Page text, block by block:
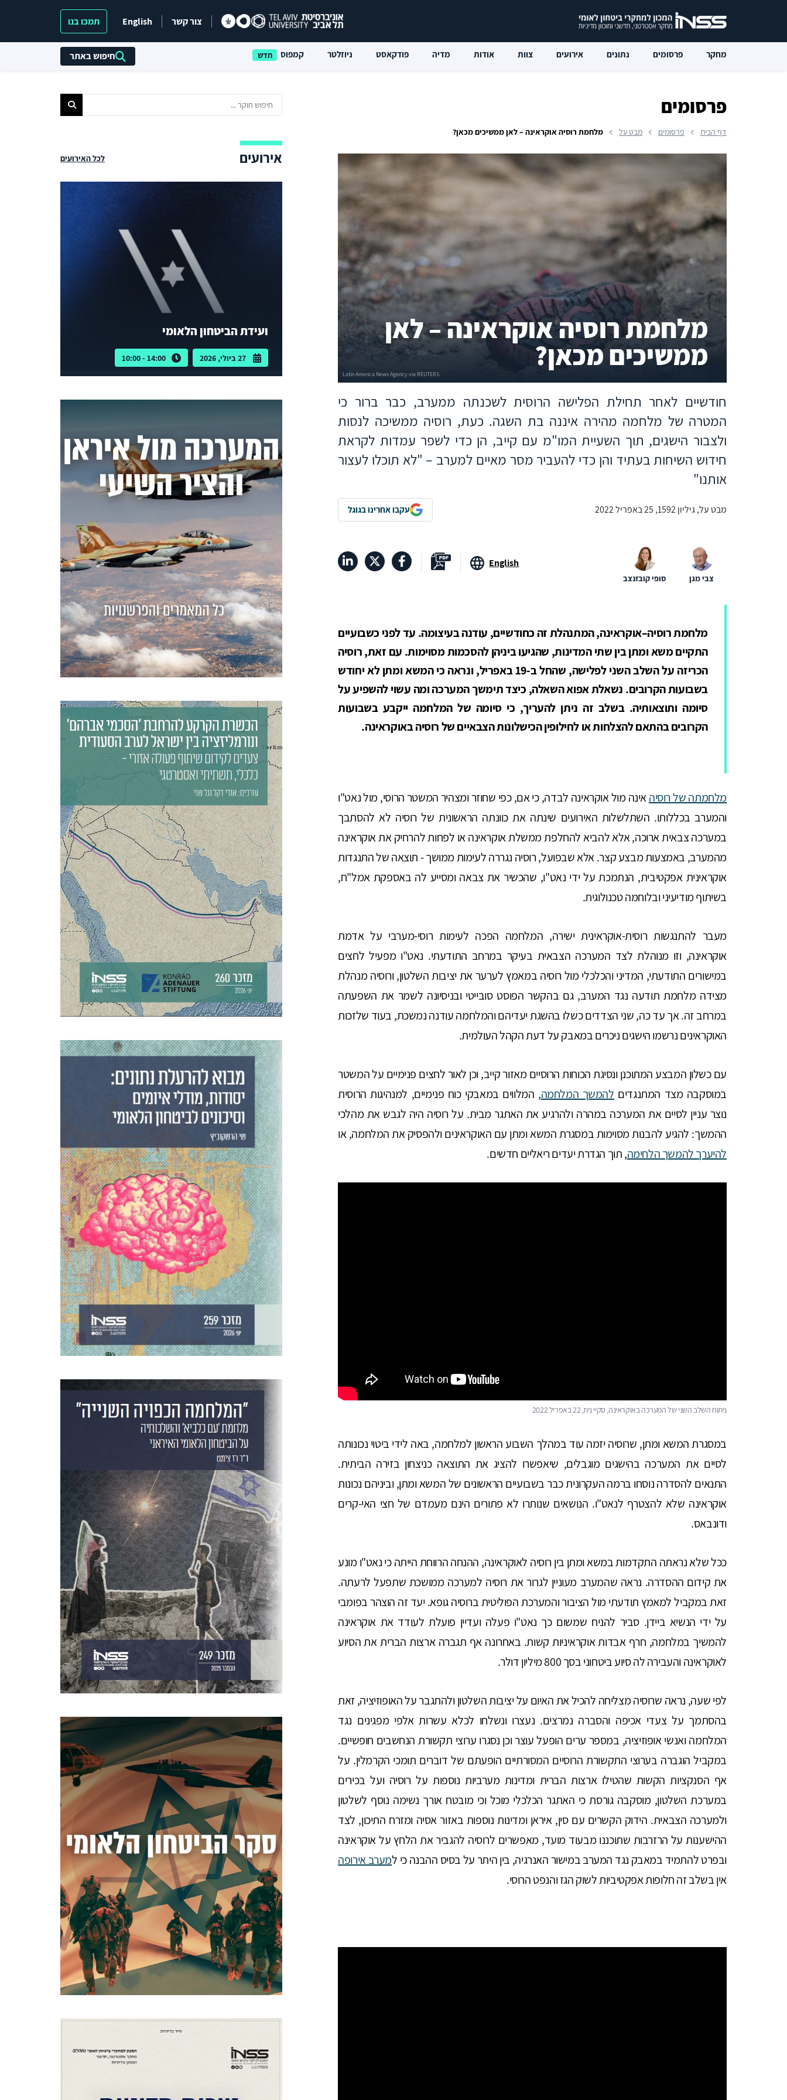
צור קשר English תמכו בנו
מחקר פרסומים נתונים אירועים צוות אודות מדיה פודקאסט ניוזלטר קמפוס חיפוש באתר
פרסומים
דף הבית פרסומים מבט על מלחמת רוסיה אוקראינה – לאן ממשיכים מכאן?
מלחמת רוסיה אוקראינה – לאן
ממשיכים מכאן?
חודשיים לאחר תחילת הפלישה הרוסית לשכנתה ממערב, כבר ברור כי
המטרה של מלחמה מהירה איננה בת השגה. כעת, רוסיה ממשיכה לנסות
ולצבור הישגים, תוך השעיית המו"מ עם קייב, הן כדי לשפר עמדות לקראת
חידוש השיחות בעתיד והן כדי להעביר מסר מאיים למערב – "לא תוכלו לעצור
אותנו"
מבט על, גיליון 1592, 25 באפריל 2022 עקבו אחרינו בגוגל
English
צבי מגן סופי קובזנצב
מלחמת רוסיה–אוקראינה, המתנהלת זה כחודשיים, עודנה בעיצומה. עד לפני כשבועיים
התקיים משא ומתן בין שתי המדינות, שהגיעו ביניהן להסכמות מסוימות. עם זאת, רוסיה
הכריזה על השלב השני לפלישה, שהחל ב-19 באפריל, ונראה כי המשא ומתן לא יחודש
בשבועות הקרובים. נשאלת אפוא השאלה, כיצד תימשך המערכה ומה עשוי להשפיע על
סיומה ותוצאותיה. בשלב זה ניתן להעריך, כי סיומה של המלחמה ייקבע בשבועות
הקרובים בהתאם להצלחות או לחילופין הכישלונות הצבאיים של רוסיה באוקראינה.
מלחמתה של רוסיהאינה מול אוקראינה לבדה, כי אם, כפי שחוזר ומצהיר המשטר הרוסי, מול נאט"ו
והמערב בכללותו. השתלשלות האירועים שינתה את כוונתה הראשונית של רוסיה לא להסתבך
במערכה צבאית ארוכה, אלא להביא להחלפת ממשלת אוקראינה או לפחות להרחיק את אוקראינה
מהמערב, באמצעות מבצע קצר. אלא שבפועל, רוסיה נגררה לעימות ממושך - תוצאה של התנגדות
אוקראינית אפקטיבית, הנתמכת על ידי נאט"ו, שהכשיר את צבאה ומסייע לה באספקת אמל"ח,
בשיתוף מודיעיני ובלוחמה טכנולוגית.
מעבר להתנגשות רוסית-אוקראינית ישירה, המלחמה הפכה לעימות רוסי-מערבי על אדמת
אוקראינה, וזו מנוהלת לצד המערכה הצבאית בעיקר במרחב התודעתי. נאט"ו מפעיל לחצים
במישורים התודעתי, המדיני והכלכלי מול רוסיה במאמץ לערער את יציבות השלטון, ורוסיה מנהלת
מצידה מלחמת תודעה נגד המערב, גם בהקשר הפוסט סובייטי ובניסיונה לשמר את השפעתה
במרחב זה. אך עד כה, שני הצדדים כשלו בהשגת יעדיהם והמלחמה עודנה נמשכת, בעוד שלזכות
האוקראינים נרשמו הישגים ניכרים במאבק על דעת הקהל העולמית.
עם כשלון המבצע המתוכנן ונסיגת הכוחות הרוסיים מאזור קייב, וכן לאור לחצים פנימיים על המשטר
במוסקבה מצד המתנגדים להמשך המלחמה, המלווים במאבקי כוח פנימיים, למנהיגות הרוסית
נוצר עניין לסיים את המערכה במהרה ולהרגיע את האתגר מבית. על רוסיה היה לגבש את מהלכי
ההמשך: להגיע להבנות מסוימות במסגרת המשא ומתן עם האוקראינים ולהפסיק את המלחמה, או
להיערך להמשך הלחימה, תוך הגדרת יעדים ריאליים חדשים.
ניתוח השלב השני של המערכה באוקראינה, סקיי ניוז, 22 באפריל 2022
במסגרת המשא ומתן, שרוסיה יזמה עוד במהלך השבוע הראשון למלחמה, באה לידי ביטוי נכונותה
לסיים את המערכה בהישגים מוגבלים, שיאפשרו להציג את התוצאה כניצחון בזירה הביתית.
התנאים להסדרה נוסחו ברמה העקרונית כבר בשבועיים הראשונים של המשא ומתן, וביניהם נכונות
אוקראינה שלא להצטרף לנאט"ו. הנושאים שנותרו לא פתורים הינם מעמדם של חצי האי-קרים
ודונבאס.
ככל שלא נראתה התקדמות במשא ומתן בין רוסיה לאוקראינה, ההנחה הרווחת הייתה כי נאט"ו מונע
את קידום ההסדרה. נראה שהמערב מעוניין לגרור את רוסיה למערכה ממושכת שתפעל לרעתה.
זאת במקביל למאמץ תודעתי מול הציבור והמערכת הפוליטית ברוסיה גופא. יעד זה הוצהר בפומבי
על ידי הנשיא ביידן. סביר להניח שמשום כך נאט"ו פעלה ועדיין פועלת לעודד את אוקראינה
להמשיך במלחמה, חרף אבדות אוקראיניות קשות. באחרונה אף תגברה ארצות הברית את הסיוע
לאוקראינה והעבירה לה סיוע ביטחוני בסך 800 מיליון דולר.
לפי שעה, נראה שרוסיה מצליחה להכיל את האיום על יציבות השלטון ולהתגבר על האופוזיציה, זאת
בהסתמך על צעדי אכיפה והסברה נמרצים. נעצרו ונשלחו לכלא עשרות אלפי מפגינים נגד
המלחמה ואנשי אופוזיציה, במספר ערים הופעל עוצר וכן נסגרו ערוצי תקשורת הנחשבים חופשיים.
במקביל הוגברה בערוצי התקשורת הרוסיים המסורתיים הופעתם של דוברים תומכי הקרמלין. על
אף הסנקציות הקשות שהטילו ארצות הברית ומדינות מערביות נוספות על רוסיה ועל בכירים
במערכת השלטון, מוסקבה גורסת כי האתגר הכלכלי מוכל וכי מובטח אורך נשימה נוסף לשלטון
ולמערכה הצבאית. הידוק הקשרים עם סין, איראן ומדינות נוספות באזור אסיה ומזרח התיכון, לצד
ההישענות על הרזרבות שתוכננו מבעוד מועד, מאפשרים לרוסיה להגביר את הלחץ על אוקראינה
ובפרט להתמיד במאבק נגד המערב במישור האנרגיה, בין היתר על בסיס ההבנה כי למערב אירופה
אין בשלב זה חלופות אפקטיביות לשוק הגז והנפט הרוסי.
אירועים לכל האירועים
ועידת הביטחון הלאומי
27 ביולי, 2026 14:00 - 10:00